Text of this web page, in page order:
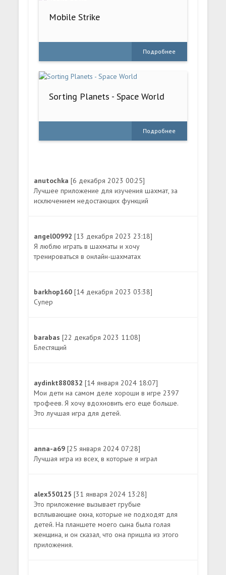
Mobile Strike
Подробнее
Sorting Planets - Space World
Подробнее
anutochka[6 декабря 2023 00:25]
Лучшее приложение для изучения шахмат, за
исключением недостающих функций
angel00992[13 декабря 2023 23:18]
Я люблю играть в шахматы и хочу
тренироваться в онлайн-шахматах
barkhop160[14 декабря 2023 03:38]
Супер
barabas[22 декабря 2023 11:08]
Блестящий
aydinkt880832[14 января 2024 18:07]
Мои дети на самом деле хороши в игре 2397
трофеев. Я хочу вдохновить его еще больше.
Это лучшая игра для детей.
anna-a69[25 января 2024 07:28]
Лучшая игра из всех, в которые я играл
alex550125[31 января 2024 13:28]
Это приложение вызывает грубые
всплывающие окна, которые не подходят для
детей. На планшете моего сына была голая
женщина, и он сказал, что она пришла из этого
приложения.